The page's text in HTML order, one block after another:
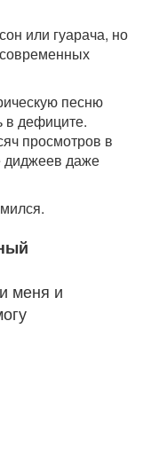
или гуарача, но
песню
в дефиците.
просмотров в
диджеев даже
меня и